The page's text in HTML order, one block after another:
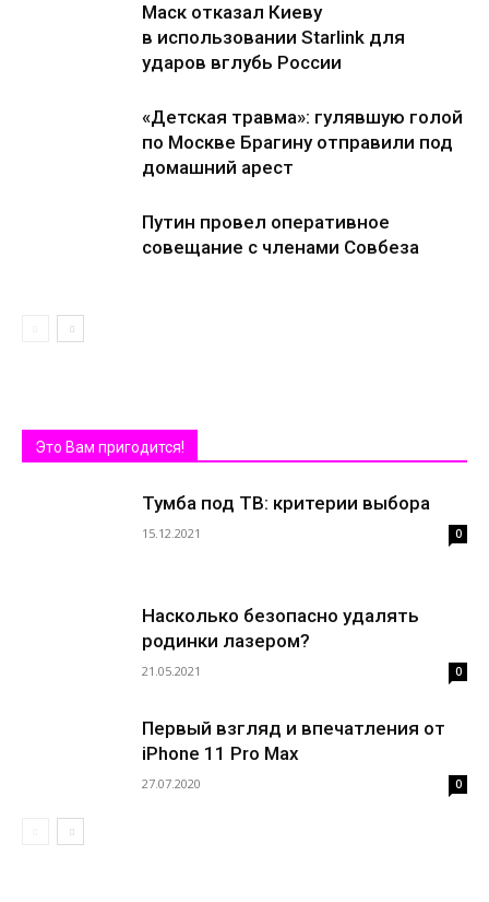
Маск отказал Киеву
в использовании Starlink для
ударов вглубь России
«Детская травма»: гулявшую голой
по Москве Брагину отправили под
домашний арест
Путин провел оперативное
совещание с членами Совбеза
Это Вам пригодится!
Тумба под ТВ: критерии выбора
15.12.2021 0
Насколько безопасно удалять
родинки лазером?
21.05.2021 0
Первый взгляд и впечатления от
iPhone 11 Pro Max
27.07.2020 0